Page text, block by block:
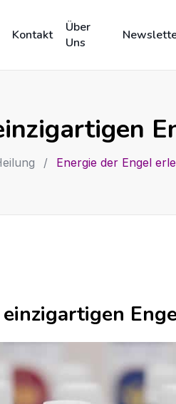
Kontakt
Über
Uns
/ Energie der Engel